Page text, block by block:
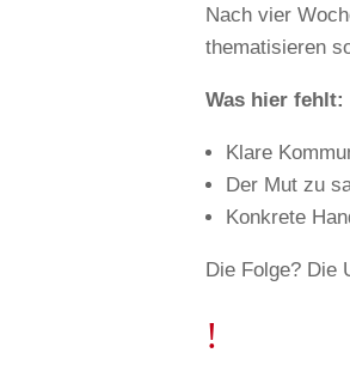
Nach vier
thematisieren
Was hier fehlt:
Klare
Der Mut zu
Konkrete
Die Folge? Die
!